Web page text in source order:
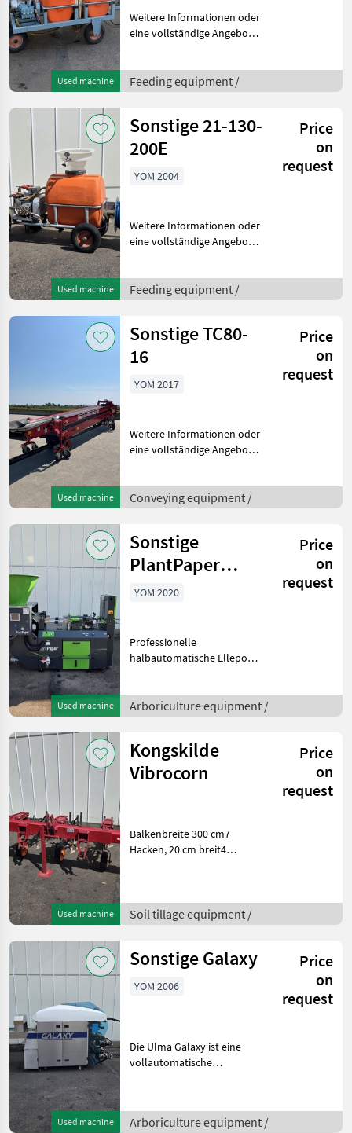
Used machine
Weitere Informationen oder
eine vollständige Angebot?
Duijndam Machines
Website! Sie können uns
Feeding equipment /
Used machine
Sonstige 21-130-
200E
Price
on
request
YOM 2004
Weitere Informationen oder
eine vollständige Angebot?
Duijndam Machines
Website! Sie können uns
Feeding equipment /
Used machine
Sonstige TC80-
16
Price
on
request
YOM 2017
Weitere Informationen oder
eine vollständige Angebot?
Duijndam Machines
Website! Sie können uns
Conveying equipment /
Used machine
Sonstige
PlantPaper
Semi-Automatic
Price
on
request
YOM 2020
Professionelle
halbautomatische Ellepot
Produktionslinien, Baujahr
2020.Die Maschine befindet
wurde nur
Arboriculture equipment /
Used machine
Kongskilde
Vibrocorn
Price
on
request
Balkenbreite 300 cm7
Hacken, 20 cm breit4
cm + 4 × 12 cm (davon ist 1
nicht neu))Runde
Soil tillage equipment /
Used machine
Sonstige Galaxy
Price
on
request
YOM 2006
Die Ulma Galaxy ist eine
vollautomatische
Frischprodukten auf
Schalen, wie Fleisch, Fisch,
Arboriculture equipment /